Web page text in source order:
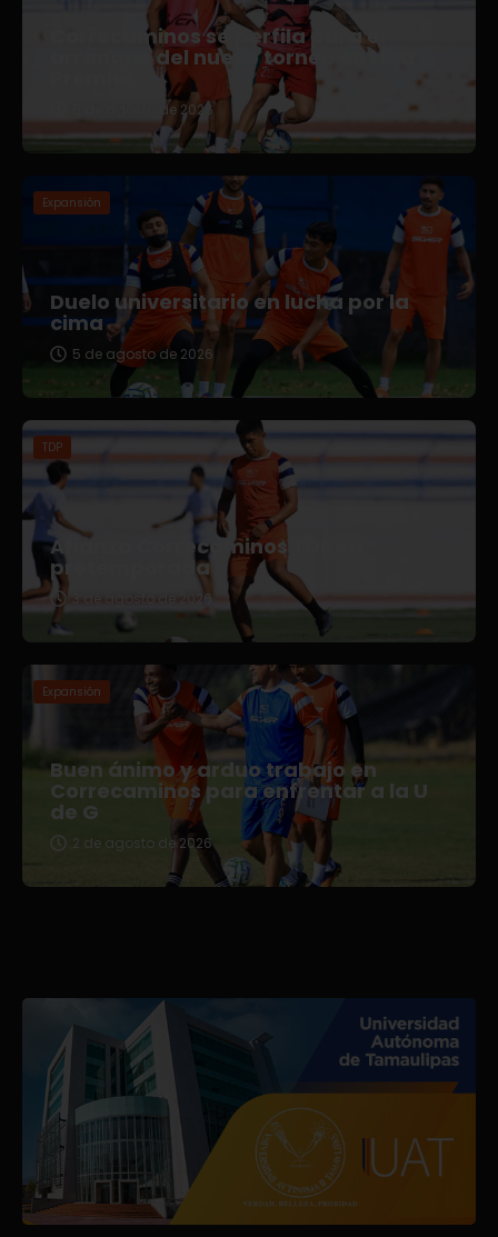
Correcaminos se perfila para el
arranque del nuevo torneo en Liga
5 de agosto de 2026
Expansión
Duelo universitario en lucha por la
cima
5 de agosto de 2026
TDP
Afianza Correcaminos TDP su
pretemporada
3 de agosto de 2026
Expansión
Buen ánimo y arduo trabajo en
Correcaminos para enfrentar a la U
de G
2 de agosto de 2026